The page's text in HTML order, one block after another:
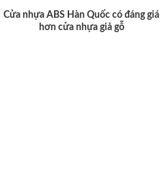
Cửa nhựa ABS Hàn Quốc có đáng giá
hơn cửa nhựa giả gỗ